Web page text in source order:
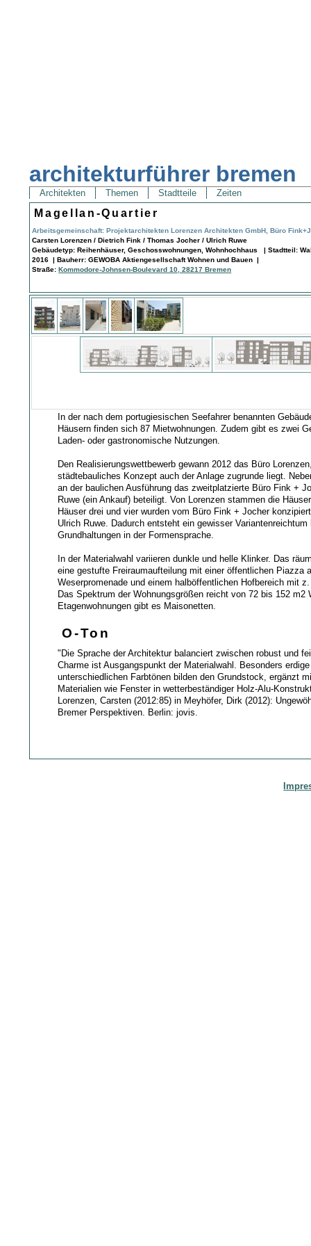
architekturführer bremen
Architekten Themen Stadtteile Zeiten
Magellan-Quartier
Arbeitsgemeinschaft: Projektarchitekten Lorenzen Architekten GmbH, Büro
Carsten Lorenzen / Dietrich Fink / Thomas Jocher / Ulrich Ruwe
Gebäudetyp: Reihenhäuser, Geschosswohnungen, Wohnhochhaus | Stadtteil:
2016 | Bauherr: GEWOBA Aktiengesellschaft Wohnen und Bauen |
Straße:Kommodore-Johnsen-Boulevard 10, 28217 Bremen
In der nach dem portugiesischen Seefahrer benannten
Häusern finden sich 87 Mietwohnungen. Zudem gibt es zwei
Laden- oder gastronomische Nutzungen.
Den Realisierungswettbewerb gewann 2012 das Büro
städtebauliches Konzept auch der Anlage zugrunde liegt.
an der baulichen Ausführung das zweitplatzierte Büro Fink +
Ruwe (ein Ankauf) beteiligt. Von Lorenzen stammen die
Häuser drei und vier wurden vom Büro Fink + Jocher
Ulrich Ruwe. Dadurch entsteht ein gewisser Variantenreichtum
Grundhaltungen in der Formensprache.
In der Materialwahl variieren dunkle und helle Klinker. Das
eine gestufte Freiraumaufteilung mit einer öffentlichen Piazza
Weserpromenade und einem halböffentlichen Hofbereich mit
Das Spektrum der Wohnungsgrößen reicht von 72 bis 152 m2
Etagenwohnungen gibt es Maisonetten.
O-Ton
"Die Sprache der Architektur balanciert zwischen robust und
Charme ist Ausgangspunkt der Materialwahl. Besonders
unterschiedlichen Farbtönen bilden den Grundstock, ergänzt
Materialien wie Fenster in wetterbeständiger Holz-Alu-
Lorenzen, Carsten (2012:85) in Meyhöfer, Dirk (2012):
Bremer Perspektiven. Berlin: jovis.